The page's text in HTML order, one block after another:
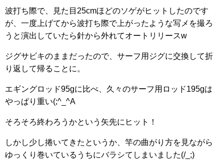
波打ち際で、見た目25cmほどのソゲがヒットしたのです
が、一度上げてから波打ち際で上がったような写メを撮ろ
うと演出していたら針から外れてオートリリースw
ジグサビキのままだったので、サーフ用ジグに交換して折
り返して帰ることに。
エギングロッド95gに比べ、久々のサーフ用ロッド195gは
やっぱり重い(;^_^A
そろそろ終わろうかという矢先にヒット！
しかし少し捲いてきたというか、竿の曲がり方を見ながら
ゆっくり巻いているうちにバラシてしまいました(/_;)